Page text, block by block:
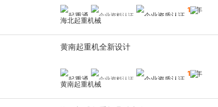
10年
海北起重机械
黄南起重机全新设计
10年
黄南起重机械